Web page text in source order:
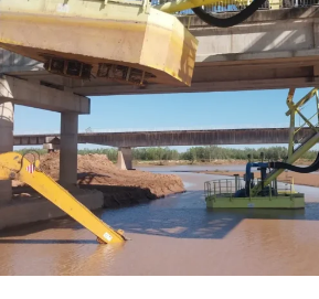
siguientes
Crecimiento del segmento sin
variantes 0.0% ganaron
que buscan balancear
riesgos sin abandonar el ritual
Mapeo de maridajes: La
presencia en la gastronomía
con carnes a las brasas,
Canales de compra directos: